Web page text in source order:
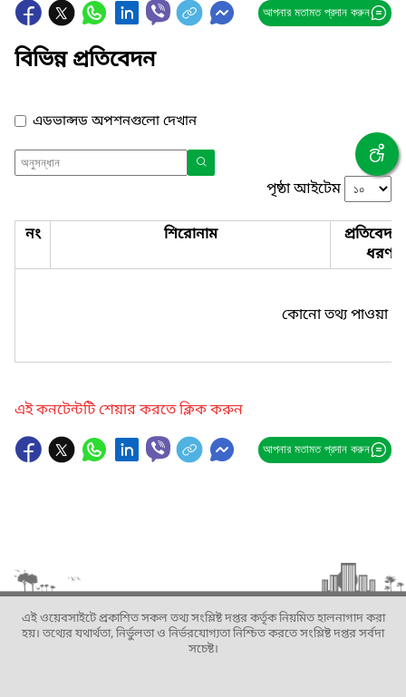
আপনার মতামত প্রদান করুন
বিভিন্ন প্রতিবেদন
এডভান্সড অপশনগুলো দেখান
পৃষ্ঠা আইটেম
নং শিরোনাম
ধরণ
কোনো তথ্য পাওয়া
এই কনটেন্টটি শেয়ার করতে ক্লিক করুন
আপনার মতামত প্রদান করুন
এই ওয়েবসাইটে প্রকাশিত সকল তথ্য সংশ্লিষ্ট দপ্তর কর্তৃক নিয়মিত হালনাগাদ করা
হয়। তথ্যের যথার্থতা, নির্ভুলতা ও নির্ভরযোগ্যতা নিশ্চিত করতে সংশ্লিষ্ট দপ্তর সর্বদা
সচেষ্ট।